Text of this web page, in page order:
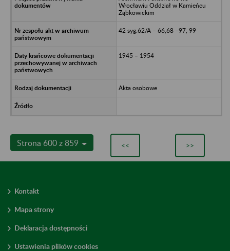
Wrocławiu Oddział w Kamieńcu
Ząbkowickim
42 syg.62/A – 66,68 –97, 99
1945 – 1954
Akta osobowe
Strona 600 z 859 << >>
Kontakt
Mapa strony
Deklaracja dostępności
Ustawienia plików cookies